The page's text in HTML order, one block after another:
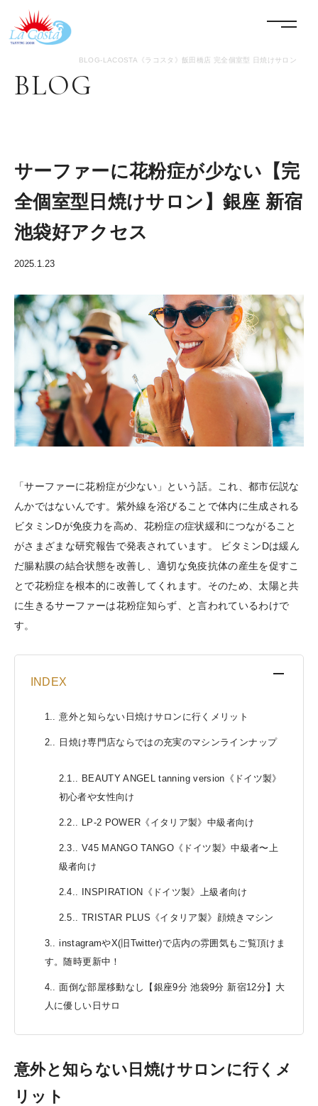
BLOG-LACOSTA《ラコスタ》飯田橋店 完全個室型 日焼けサロン
BLOG
サーファーに花粉症が少ない【完
全個室型日焼けサロン】銀座 新宿
池袋好アクセス
2025.1.23
「サーファーに花粉症が少ない」という話。これ、都市伝説な
んかではないんです。紫外線を浴びることで体内に生成される
ビタミンDが免疫力を高め、花粉症の症状緩和につながること
がさまざまな研究報告で発表されています。 ビタミンDは緩ん
だ腸粘膜の結合状態を改善し、適切な免疫抗体の産生を促すこ
とで花粉症を根本的に改善してくれます。そのため、太陽と共
に生きるサーファーは花粉症知らず、と言われているわけで
す。
INDEX
1. 意外と知らない日焼けサロンに行くメリット
2. 日焼け専門店ならではの充実のマシンラインナップ
2.1.
BEAUTY ANGEL tanning version《ドイツ製》
初心者や女性向け
2.2. LP-2 POWER《イタリア製》中級者向け
2.3.
V45 MANGO TANGO《ドイツ製》中級者〜上
級者向け
2.4. INSPIRATION《ドイツ製》上級者向け
2.5. TRISTAR PLUS《イタリア製》顔焼きマシン
3.
instagramやX(旧Twitter)で店内の雰囲気もご覧頂けま
す。随時更新中！
4.
面倒な部屋移動なし【銀座9分 池袋9分 新宿12分】大
人に優しい日サロ
意外と知らない日焼けサロンに行くメ
リット
menu